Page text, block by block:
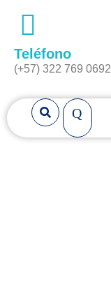
Teléfono
(+57) 322 769 0692